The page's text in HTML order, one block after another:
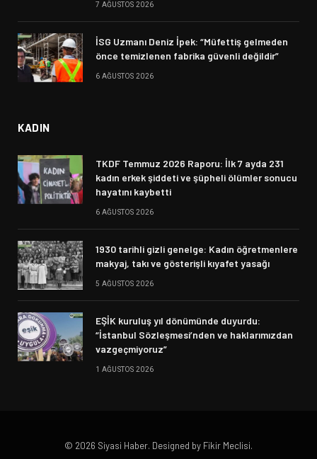
7 AĞUSTOS 2026
İSG Uzmanı Deniz İpek: “Müfettiş gelmeden
önce temizlenen fabrika güvenli değildir”
6 AĞUSTOS 2026
KADIN
TKDF Temmuz 2026 Raporu: İlk 7 ayda 231
kadın erkek şiddeti ve şüpheli ölümler sonucu
hayatını kaybetti
6 AĞUSTOS 2026
1930 tarihli gizli genelge: Kadın öğretmenlere
makyaj, takı ve gösterişli kıyafet yasağı
5 AĞUSTOS 2026
EŞİK kuruluş yıl dönümünde duyurdu:
“İstanbul Sözleşmesi’nden ve haklarımızdan
vazgeçmiyoruz”
1 AĞUSTOS 2026
© 2026 Siyasi Haber. Designed by Fikir Meclisi.